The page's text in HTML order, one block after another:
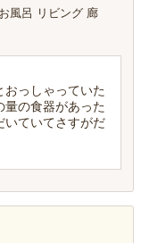
風呂 リビング 廊
おっしゃっていた
量の食器があった
いていてさすがだ